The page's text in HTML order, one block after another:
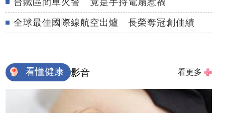
台鐵區間車火警 竟是手持電扇惹禍
全球最佳國際線航空出爐 長榮奪冠創佳績
看懂健康 影音 看更多